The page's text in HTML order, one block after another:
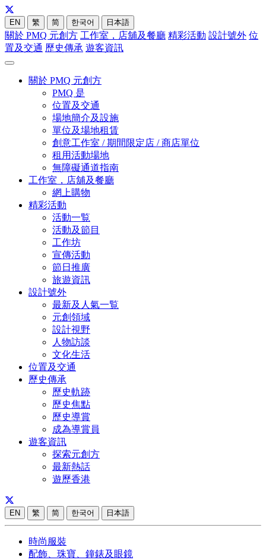
EN 繁 简 한국어 日本語
關於 PMQ 元創方 工作室，店舖及餐廳 精彩活動 設計號外 位
置及交通 歷史傳承 遊客資訊
關於 PMQ 元創方
PMQ 是
位置及交通
場地簡介及設施
單位及場地租賃
創意工作室 / 期間限定店 / 商店單位
租用活動場地
無障礙通道指南
工作室，店舖及餐廳
網上購物
精彩活動
活動一覧
活動及節目
工作坊
宣傳活動
節日推廣
旅遊資訊
設計號外
最新及人氣一覧
元創領域
設計視野
人物訪談
文化生活
位置及交通
歷史傳承
歷史軌跡
歷史焦點
歷史導賞
成為導賞員
遊客資訊
探索元創方
最新熱話
遊歷香港
EN 繁 简 한국어 日本語
時尚服裝
配飾、珠寶、鐘錶及眼鏡